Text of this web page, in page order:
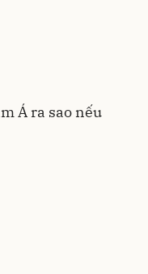
Á ra sao nếu